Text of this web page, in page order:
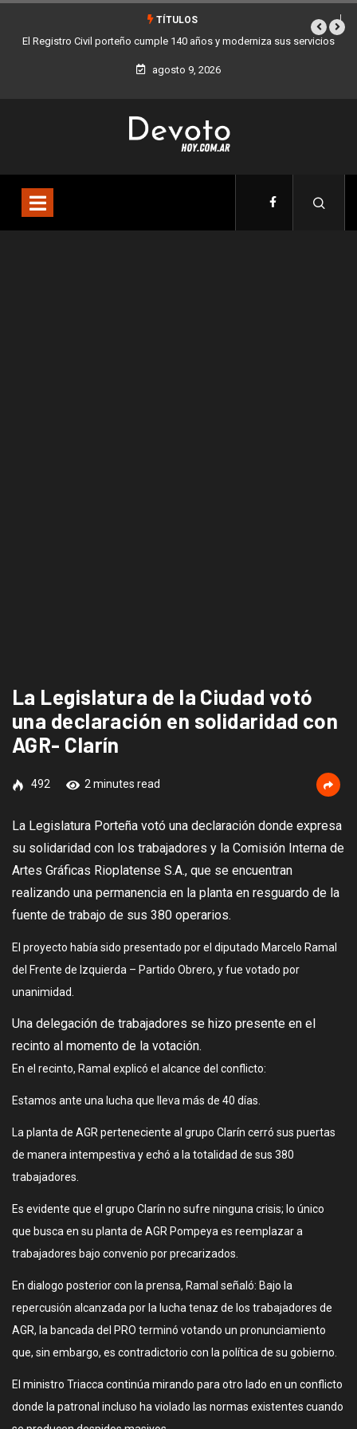
TÍTULOS
El Registro Civil porteño cumple 140 años y moderniza sus servicios
agosto 9, 2026
La Legislatura de la Ciudad votó
una declaración en solidaridad con
AGR- Clarín
492 2 minutes read
La Legislatura Porteña votó una declaración donde expresa
su solidaridad con los trabajadores y la Comisión Interna de
Artes Gráficas Rioplatense S.A., que se encuentran
realizando una permanencia en la planta en resguardo de la
fuente de trabajo de sus 380 operarios.
El proyecto había sido presentado por el diputado Marcelo Ramal
del Frente de Izquierda – Partido Obrero, y fue votado por
unanimidad.
Una delegación de trabajadores se hizo presente en el
recinto al momento de la votación.
En el recinto, Ramal explicó el alcance del conflicto:
Estamos ante una lucha que lleva más de 40 días.
La planta de AGR perteneciente al grupo Clarín cerró sus puertas
de manera intempestiva y echó a la totalidad de sus 380
trabajadores.
Es evidente que el grupo Clarín no sufre ninguna crisis; lo único
que busca en su planta de AGR Pompeya es reemplazar a
trabajadores bajo convenio por precarizados.
En dialogo posterior con la prensa, Ramal señaló: Bajo la
repercusión alcanzada por la lucha tenaz de los trabajadores de
AGR, la bancada del PRO terminó votando un pronunciamiento
que, sin embargo, es contradictorio con la política de su gobierno.
El ministro Triacca continúa mirando para otro lado en un conflicto
donde la patronal incluso ha violado las normas existentes cuando